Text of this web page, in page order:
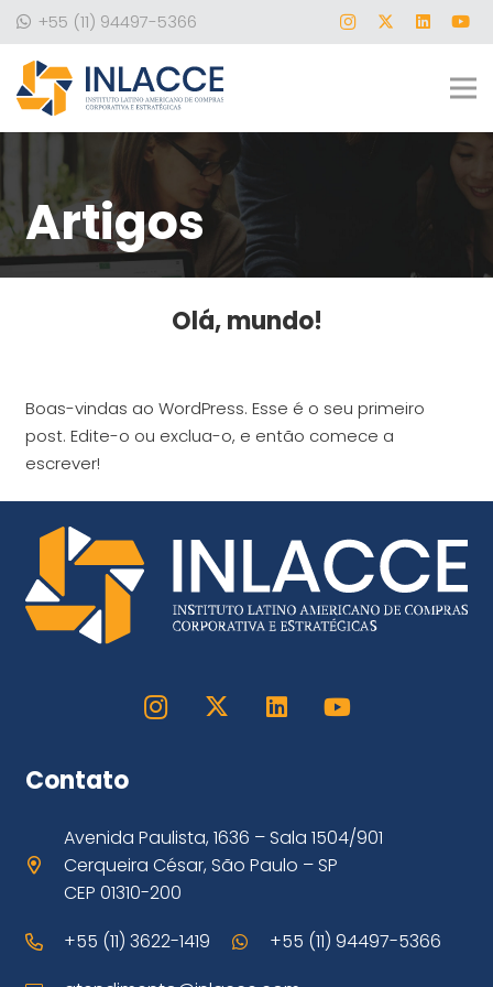
+55 (11) 94497-5366
Artigos
Olá, mundo!
Boas-vindas ao WordPress. Esse é o seu primeiro
post. Edite-o ou exclua-o, e então comece a
escrever!
Contato
Avenida Paulista, 1636 – Sala 1504/901
Cerqueira César, São Paulo – SP
CEP 01310-200
+55 (11) 3622-1419
+55 (11) 94497-5366